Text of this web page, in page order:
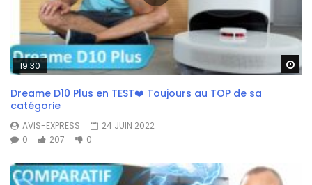
19:30
Dreame D10 Plus en TEST❤️ Toujours au TOP de sa
catégorie
AVIS-EXPRESS
24 JUIN 2022
0
207 0